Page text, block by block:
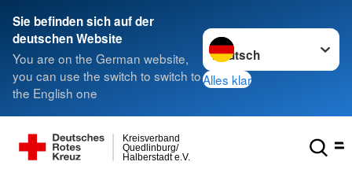
Sie befinden sich auf der
deutschen Website
You are on the German website,
you can use the switch to switch to
the English one
Sprache wechseln zu
Alles klar
Halberstadt e.V.
Quedlinburg/
Kreisverband